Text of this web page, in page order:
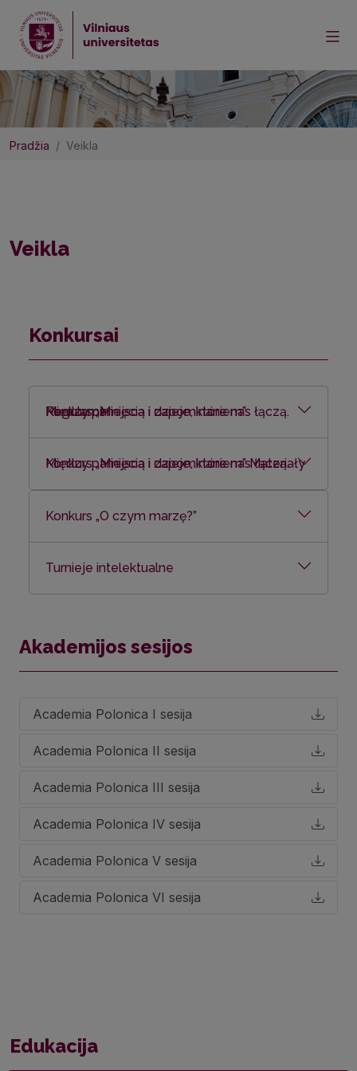
Pradžia Veikla
Veikla
Konkursai
Konkurs „Miejsca i dzieje, które nas łączą. Między pamięcią i zapominaniem” Regulamin
Konkurs „Miejsca i dzieje, które nas łączą. Między pamięcią i zapominaniem” Materiały
Konkurs „O czym marzę?”
Turnieje intelektualne
Akademijos sesijos
Academia Polonica I sesija
Academia Polonica II sesija
Academia Polonica III sesija
Academia Polonica IV sesija
Academia Polonica V sesija
Academia Polonica VI sesija
Edukacija